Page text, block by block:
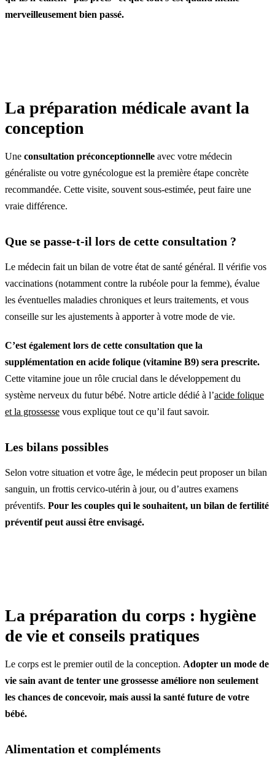
merveilleusement bien passé.
La préparation médicale avant la
conception
Une consultation préconceptionnelle avec votre médecin
généraliste ou votre gynécologue est la première étape concrète
recommandée. Cette visite, souvent sous-estimée, peut faire une
vraie différence.
Que se passe-t-il lors de cette consultation ?
Le médecin fait un bilan de votre état de santé général. Il vérifie vos
vaccinations (notamment contre la rubéole pour la femme), évalue
les éventuelles maladies chroniques et leurs traitements, et vous
conseille sur les ajustements à apporter à votre mode de vie.
C’est également lors de cette consultation que la
supplémentation en acide folique (vitamine B9) sera prescrite.
Cette vitamine joue un rôle crucial dans le développement du
système nerveux du futur bébé. Notre article dédié à l’acide folique
et la grossesse vous explique tout ce qu’il faut savoir.
Les bilans possibles
Selon votre situation et votre âge, le médecin peut proposer un bilan
sanguin, un frottis cervico-utérin à jour, ou d’autres examens
préventifs. Pour les couples qui le souhaitent, un bilan de fertilité
préventif peut aussi être envisagé.
La préparation du corps : hygiène
de vie et conseils pratiques
Le corps est le premier outil de la conception. Adopter un mode de
vie sain avant de tenter une grossesse améliore non seulement
les chances de concevoir, mais aussi la santé future de votre
bébé.
Alimentation et compléments